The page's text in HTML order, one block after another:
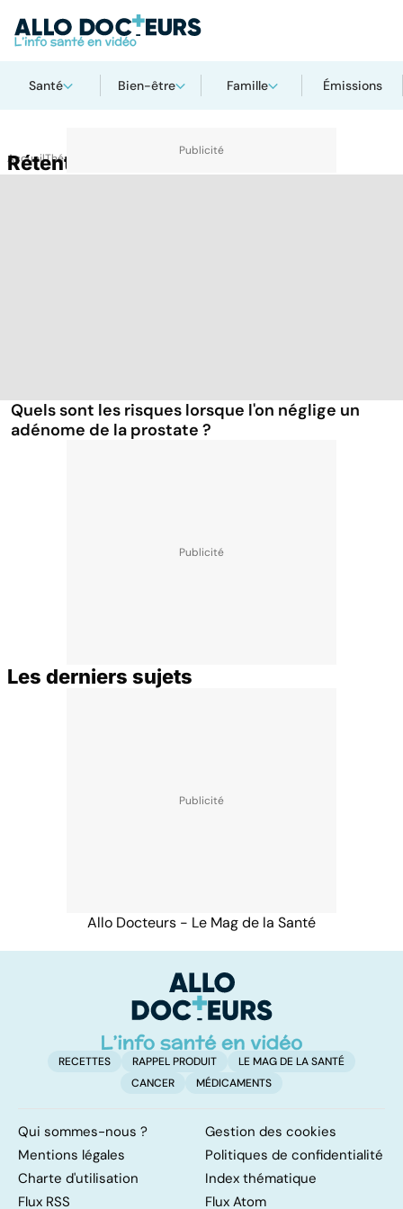
Santé Bien-être Famille Émissions
AccueilThématiques
Rétention d'urine
Quels sont les risques lorsque l'on néglige un
adénome de la prostate ?
Les derniers sujets
Allo Docteurs - Le Mag de la Santé
RECETTES RAPPEL PRODUIT
LE MAG DE LA SANTÉ
CANCER
MÉDICAMENTS
Qui sommes-nous ?
Gestion des cookies
Mentions légales
Politiques de confidentialité
Charte d'utilisation
Index thématique
Flux RSS
Flux Atom